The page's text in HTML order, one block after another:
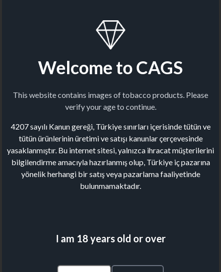
Welcome to CAGS
This website contains images of tobacco products. Please
verify your age to continue.
4207 sayılı Kanun gereği, Türkiye sınırları içerisinde tütün ve
tütün ürünlerinin üretimi ve satışı kanunlar çerçevesinde
yasaklanmıştır. Bu internet sitesi, yalnızca ihracat müşterilerini
bilgilendirme amacıyla hazırlanmış olup, Türkiye iç pazarına
yönelik herhangi bir satış veya pazarlama faaliyetinde
bulunmamaktadır.
I am 18 years old or over